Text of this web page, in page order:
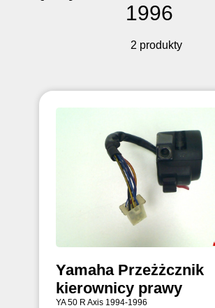
1996
2 produkty
Yamaha Przeżżcznik
kierownicy prawy
YA 50 R Axis 1994-1996